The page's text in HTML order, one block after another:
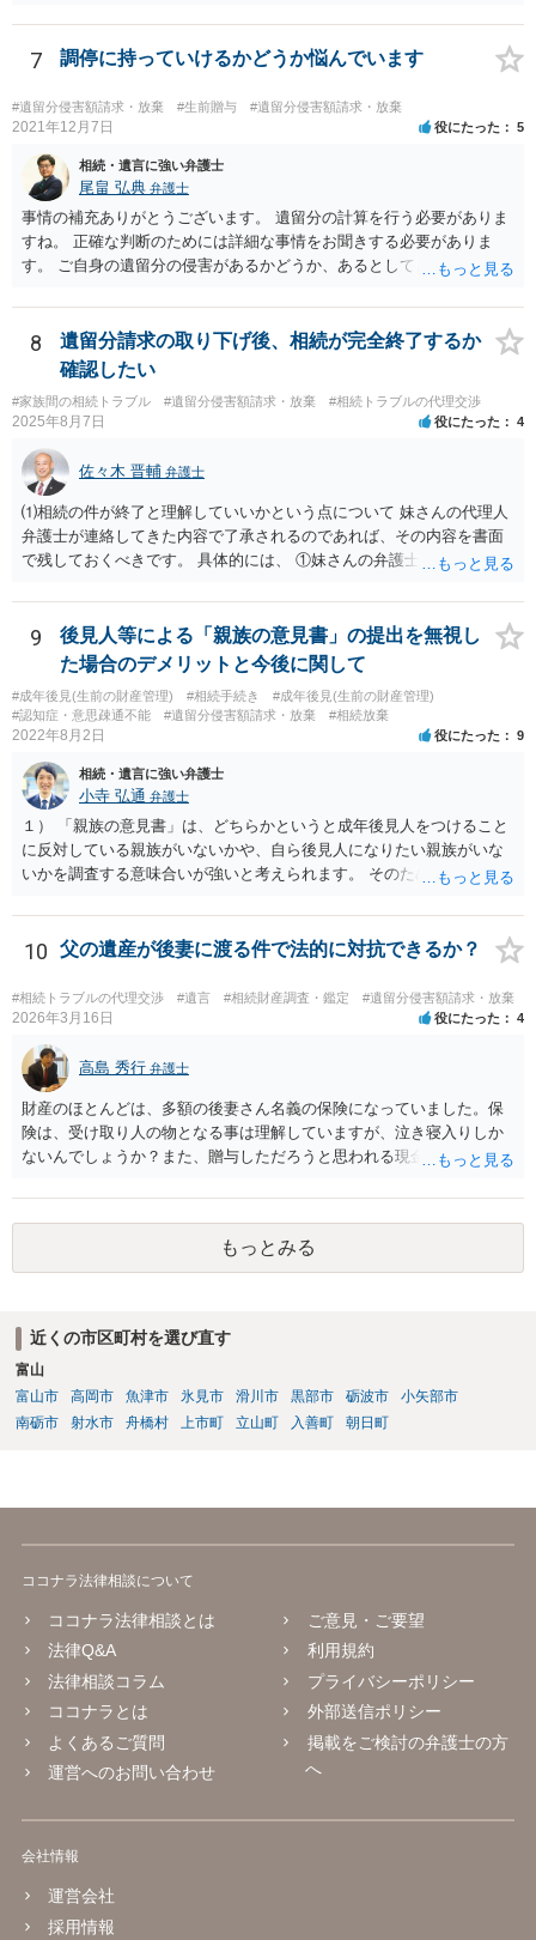
め、後からひっくり返すということは難しくなってくるかと思われま
す。 公開相談の場でのご相談については、どうしても限界が出てしま
7 調停に持っていけるかどうか悩んでいます
#遺留分侵害額請求・放棄 #生前贈与 #遺留分侵害額請求・放棄
2021年12月7日 役にたった 5
相続・遺言に強い弁護士
尾畠 弘典 弁護士
事情の補充ありがとうございます。 遺留分の計算を行う必要がありま
すね。 正確な判断のためには詳細な事情をお聞きする必要がありま
す。 ご自身の遺留分の侵害があるかどうか、あるとしてどの程度の金
相談されるのが良いと思います。
8
遺留分請求の取り下げ後、相続が完全終了するか
確認したい
#家族間の相続トラブル #遺留分侵害額請求・放棄 #相続トラブルの代理交渉
2025年8月7日 役にたった 4
佐々木 晋輔 弁護士
⑴相続の件が終了と理解していいかという点について 妹さんの代理人
弁護士が連絡してきた内容で了承されるのであれば、その内容を書面
で残しておくべきです。 具体的には、 ①妹さんの弁護士に対して、連
の預金を振り込めば終了など）を記載した合意書等の書面を作成して
もらう。 ②相談者様はその書面の内容をしっかり確認する。納得でき
ない部分があれば、説明を求めたり、修正を求める。 なお、相続に
関してお互いに債権債務がないことを確認する旨を記載してもらいま
しょう。その記載があれば、相続の件は終了となります。 ③合意書等
が納得できる内容になれば、お互いに署名捺印する。 という流れで
捺印する前に、相談者様も別の弁護士に相談して確認してもらうので
もいいと思います。 ⑵振込先が弁護士宛であることについて 代理人弁
護士の預り口座を振込先とするのはよくあることです。 問題ないと思
います。
9
後見人等による「親族の意見書」の提出を無視し
た場合のデメリットと今後に関して
#成年後見(生前の財産管理) #相続手続き
#成年後見(生前の財産管理)
#認知症・意思疎通不能
#遺留分侵害額請求・放棄 #相続放棄
2022年8月2日 役にたった 9
相続・遺言に強い弁護士
小寺 弘通 弁護士
１） 「親族の意見書」は、どちらかというと成年後見人をつけること
に反対している親族がいないかや、自ら後見人になりたい親族がいな
いかを調査する意味合いが強いと考えられます。 そのため、ご相談の
す。 ２） 場合によっては、介護や被後見人の財産の処分等に関して、
後見人から相談があることも考えられます。 また、お祖母さんがお亡
相続放棄されれば問題ありません。 ３） 完全に拒否する方法はないか
もしれませんが、 関わりを持ちたくないとのことでしたら、親族の意
見書にその旨を記載して提出しておけば良いかも知れません。 後見人
としても、関わりを拒否している親族にあえて連絡をしてくる可能性
は低いと考えられます。 以上、ご参考になさってください。
10 父の遺産が後妻に渡る件で法的に対抗できるか？
#相続トラブルの代理交渉 #遺言 #相続財産調査・鑑定 #遺留分侵害額請求・放棄
2026年3月16日 役にたった 4
高島 秀行 弁護士
財産のほとんどは、多額の後妻さん名義の保険になっていました。保
険は、受け取り人の物となる事は理解していますが、泣き寝入りしか
ないんでしょうか？また、贈与しただろうと思われる現金の引き出し
うか？ 保険は原則として受取人のものですが、遺産全体での保険金
の割合が高い場合、掛け金が一括払いで、保険金が掛け金の額と同様
の額の場合などは特別受益として遺留分の対象となる可能性がありま
す。 多額の現金の引き出しは、相手に渡ったかどうか、そのとき父
て相談された方がよいと思います。
もっとみる
近くの市区町村を選び直す
富山
富山市
高岡市 魚津市 氷見市 滑川市 黒部市 砺波市
小矢部市
南砺市
射水市 舟橋村 上市町 立山町 入善町 朝日町
ココナラ法律相談について
ココナラ法律相談とは
法律Q&A
法律相談コラム
ココナラとは
よくあるご質問
運営へのお問い合わせ
ご意見・ご要望
利用規約
プライバシーポリシー
外部送信ポリシー
掲載をご検討の弁護士の方
へ
会社情報
運営会社
採用情報